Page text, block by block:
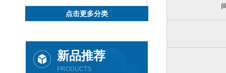
点击更多分类
新品推荐
PRODUCTS